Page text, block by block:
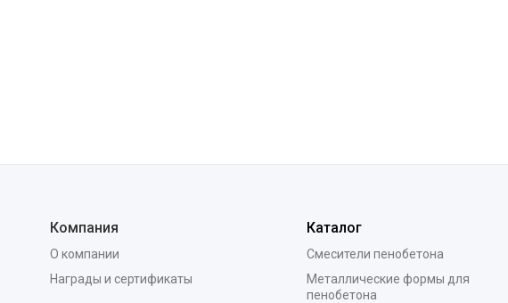
Компания
О компании
Награды и сертификаты
Каталог
Смесители пенобетона
Металлические формы для
пенобетона